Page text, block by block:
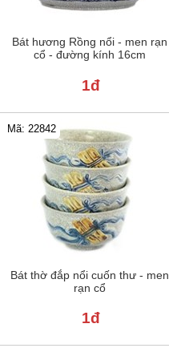
Bát hương Rồng nổi - men rạn
cổ - đường kính 16cm
1đ
Bát thờ đắp nổi cuốn thư - men
rạn cổ
Mã: 22842
1đ